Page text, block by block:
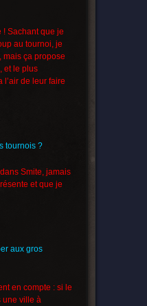
! Sachant que je
au tournoi, je
mais ça propose
et le plus
l’air de leur faire
tournois ?
Smite, jamais
et que je
aux gros
en compte : si le
une ville à